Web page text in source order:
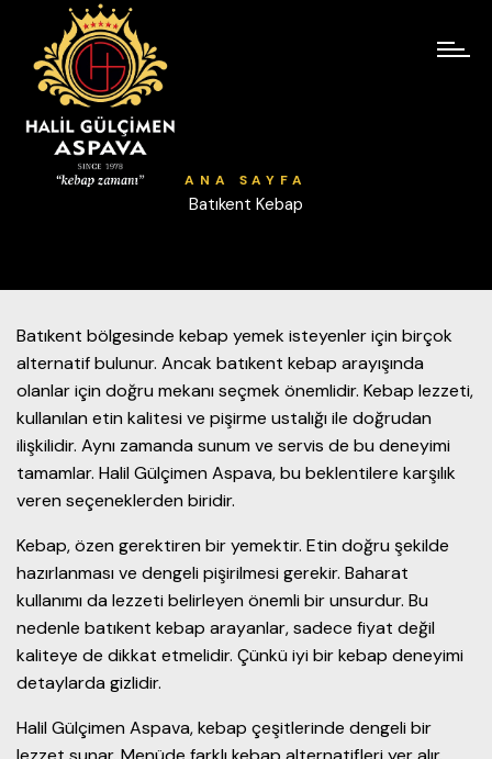
ANA SAYFA
Batıkent Kebap
Batıkent bölgesinde kebap yemek isteyenler için birçok
alternatif bulunur. Ancak batıkent kebap arayışında
olanlar için doğru mekanı seçmek önemlidir. Kebap lezzeti,
kullanılan etin kalitesi ve pişirme ustalığı ile doğrudan
ilişkilidir. Aynı zamanda sunum ve servis de bu deneyimi
tamamlar. Halil Gülçimen Aspava, bu beklentilere karşılık
veren seçeneklerden biridir.
Kebap, özen gerektiren bir yemektir. Etin doğru şekilde
hazırlanması ve dengeli pişirilmesi gerekir. Baharat
kullanımı da lezzeti belirleyen önemli bir unsurdur. Bu
nedenle batıkent kebap arayanlar, sadece fiyat değil
kaliteye de dikkat etmelidir. Çünkü iyi bir kebap deneyimi
detaylarda gizlidir.
Halil Gülçimen Aspava, kebap çeşitlerinde dengeli bir